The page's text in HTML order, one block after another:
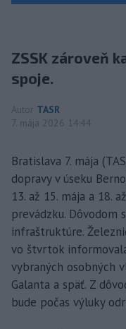
ZSSK zároveň
spoje.
Autor TASR
7. mája 2026 14:44
Bratislava 7. mája
dopravy v úseku
13. až 15. mája a 18.
prevádzku. Dôvodom
infraštruktúre.
vo štvrtok
vybraných osobných
Galanta a späť. Z
bude počas výluky